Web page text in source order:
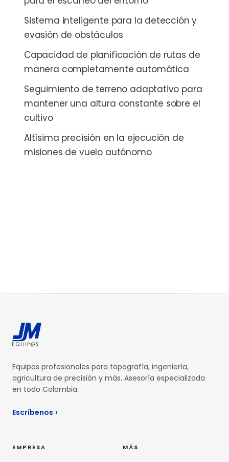
Sistema inteligente para la detección y
evasión de obstáculos
Capacidad de planificación de rutas de
manera completamente automática
Seguimiento de terreno adaptativo para
mantener una altura constante sobre el
cultivo
Altísima precisión en la ejecución de
misiones de vuelo autónomo
Equipos profesionales para topografía, ingeniería,
agricultura de precisión y más. Asesoría especializada
en todo Colombia.
Escríbenos ›
EMPRESA MÁS